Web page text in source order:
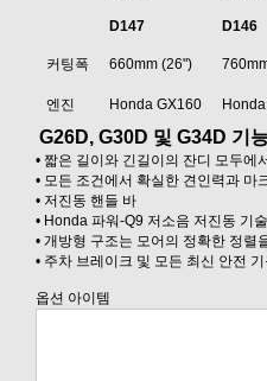
D147 D146
커팅폭 660mm (26")
엔진 Honda GX160
G26D, G30D 및 G34D 기
• 짧은 길이와 긴길이의 잔디 모두에
• 모든 조건에서 확실한 견인력과
• 저진동 핸들 바
• Honda 파워-Q9 저소음 저진동 기
• 개방형 구조는 모어의 정확한 정렬
• 주차 브레이크 및 모든 최신 안전
옵션 아이템